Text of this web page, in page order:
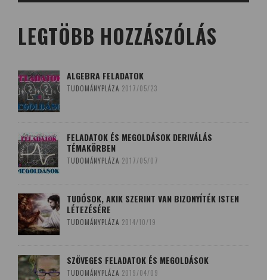
LEGTÖBB HOZZÁSZÓLÁS
ALGEBRA FELADATOK
TUDOMÁNYPLÁZA 2017/05/23
FELADATOK ÉS MEGOLDÁSOK DERIVÁLÁS
TÉMAKÖRBEN
TUDOMÁNYPLÁZA 2017/05/07
TUDÓSOK, AKIK SZERINT VAN BIZONYÍTÉK ISTEN
LÉTEZÉSÉRE
TUDOMÁNYPLÁZA 2014/10/19
SZÖVEGES FELADATOK ÉS MEGOLDÁSOK
TUDOMÁNYPLÁZA 2019/04/09